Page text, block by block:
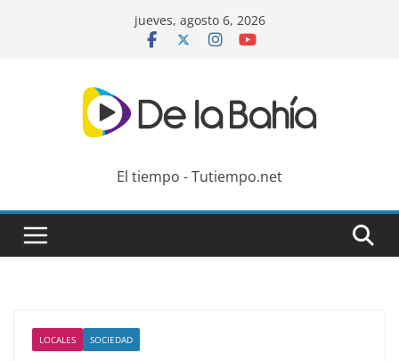
jueves, agosto 6, 2026
El tiempo - Tutiempo.net
LOCALES SOCIEDAD